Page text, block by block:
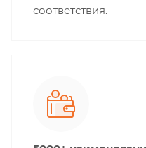
соответствия.